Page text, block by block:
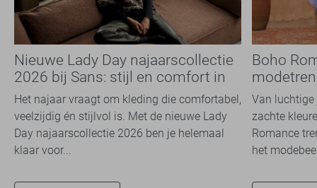
Nieuwe Lady Day najaarscollectie
2026 bij Sans: stijl en comfort in
travelkwaliteit
Het najaar vraagt om kleding die comfortabel,
veelzijdig én stijlvol is. Met de nieuwe Lady
Day najaarscollectie 2026 ben je helemaal
klaar voor...
Boho
overal
Van luchtige
zachte
Romance
het